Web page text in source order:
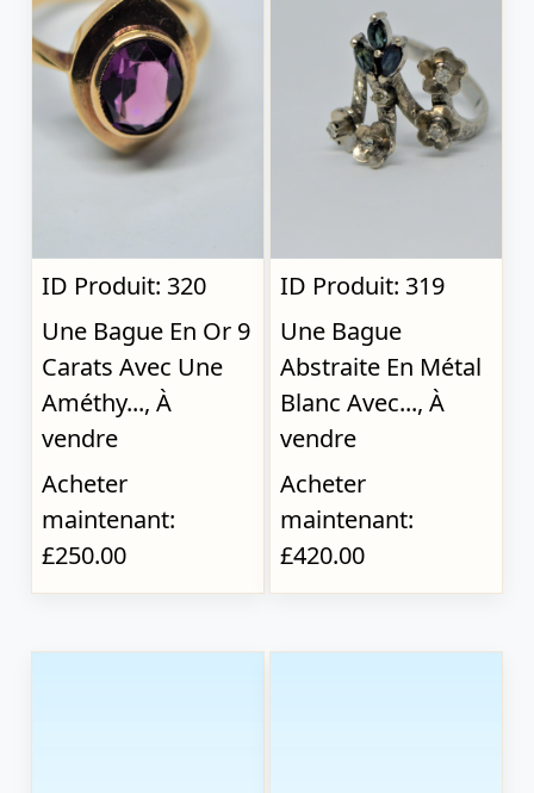
ID Produit: 320
Une Bague En Or 9
Carats Avec Une
Améthy..., À
vendre
Acheter
maintenant:
£250.00
ID Produit: 319
Une Bague
Abstraite En Métal
Blanc Avec..., À
vendre
Acheter
maintenant:
£420.00